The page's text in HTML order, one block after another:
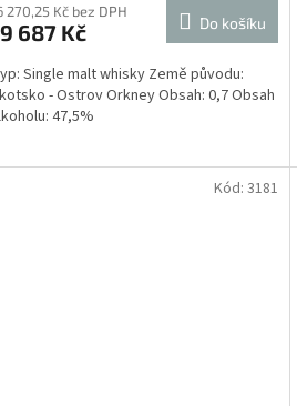
270,25 Kč bez DPH
687 Kč Do košíku
Single malt whisky Země původu:
- Ostrov Orkney Obsah: 0,7 Obsah
47,5%
Kód: 3181